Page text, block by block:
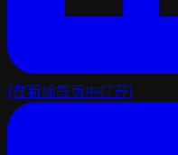
(在新标签页中打开)